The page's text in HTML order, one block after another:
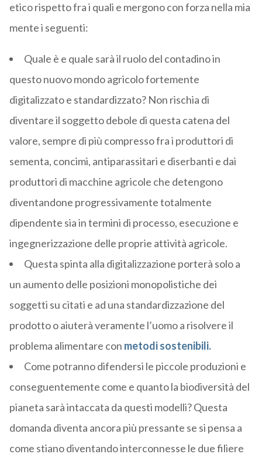
etico rispetto fra i quali e mergono con forza nella mia
mente i seguenti:
Quale è e quale sarà il ruolo del contadino in
questo nuovo mondo agricolo fortemente
digitalizzato e standardizzato? Non rischia di
diventare il soggetto debole di questa catena del
valore, sempre di più compresso fra i produttori di
sementa, concimi, antiparassitari e diserbanti e dai
produttori di macchine agricole che detengono
diventandone progressivamente totalmente
dipendente sia in termini di processo, esecuzione e
ingegnerizzazione delle proprie attività agricole.
Questa spinta alla digitalizzazione porterà solo a
un aumento delle posizioni monopolistiche dei
soggetti su citati e ad una standardizzazione del
prodotto o aiuterà veramente l’uomo a risolvere il
problema alimentare con metodi sostenibili.
Come potranno difendersi le piccole produzioni e
conseguentemente come e quanto la biodiversità del
pianeta sarà intaccata da questi modelli? Questa
domanda diventa ancora più pressante se si pensa a
come stiano diventando interconnesse le due filiere